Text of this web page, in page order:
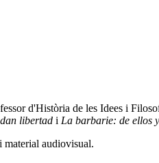
d'Història de les Idees i
libertad i La barbarie: de ellos
material audiovisual.